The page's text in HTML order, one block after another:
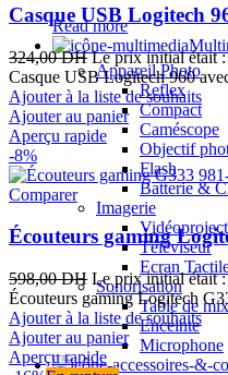
Read more
Appareil Photo
Reflex
Compact
Caméscope
Objectif
Flash
Batterie &
Imagerie
Téléviseur
Ecran
Sonorisation
Table de
Enceinte
Microphone
Casque USB Logitech
324,00DH Le prix initial était
Casque USB Logitech 960
Ajouter à la liste de souhaits
Ajouter au panier
Aperçu rapide
-8%
Comparer
Écouteurs gaming
598,00DH Le prix initial était
Écouteurs gaming Logitech
Ajouter à la liste de souhaits
Ajouter au panier
Aperçu rapide